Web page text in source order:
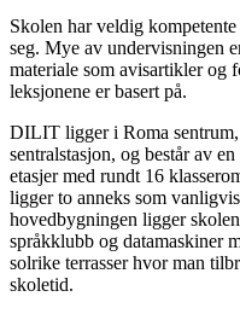
Skolen har veldig
seg. Mye av undervisningen
materiale som avisartikler og
leksjonene er basert på.
DILIT ligger i Roma
sentralstasjon, og består av
etasjer med rundt 16
ligger to anneks som
hovedbygningen ligger
språkklubb og datamaskiner
solrike terrasser hvor man
skoletid.